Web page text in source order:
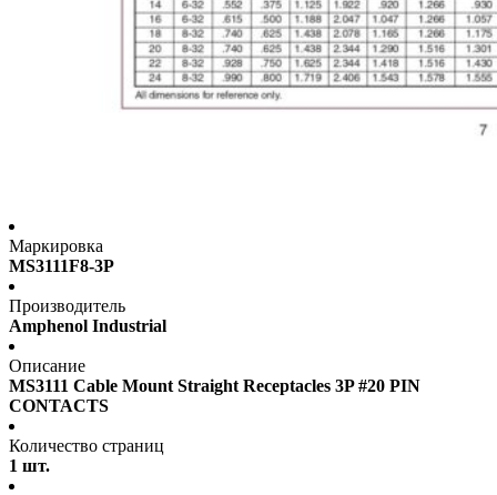
Маркировка
MS3111F8-3P
Производитель
Amphenol Industrial
Описание
MS3111 Cable Mount Straight Receptacles 3P #20 PIN
CONTACTS
Количество страниц
1 шт.